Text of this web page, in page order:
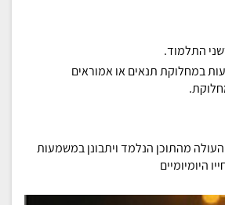
התלמוד.
במחלוקת תנאים או אמוראים
מהתוכן הנלמד ויתבונן במשמעות
היומיומיים